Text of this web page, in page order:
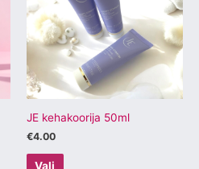
JE kehakoorija 50ml
€4.00
Vali
mitu
varianti.
Valikuid
saab
teha
tootelehel.